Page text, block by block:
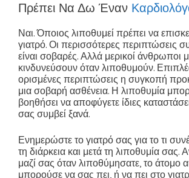
Πρέπει Να Δω Έναν
Ναι. Όποιος λιποθυμεί πρέπει να
γιατρό. Οι περισσότερες περιπτώσεις
είναι σοβαρές. Αλλά μερικοί άνθρωποι
κινδυνεύσουν όταν λιποθυμούν.
ορισμένες περιπτώσεις η συγκοπή
μια σοβαρή ασθένεια. Η λιποθυμία
βοηθήσει να αποφύγετε ίδιες
σας συμβεί ξανά.
Ενημερώστε το γιατρό σας για το τι
τη διάρκεια και μετά τη λιποθυμία σας.
μαζί σας όταν λιποθύμησατε, το άτομο
μπορούσε να σας πει, ή να πει στο